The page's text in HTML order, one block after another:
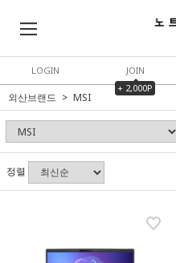
LOGIN
JOIN
+ 2,000P
외산브랜드 MSI
정렬